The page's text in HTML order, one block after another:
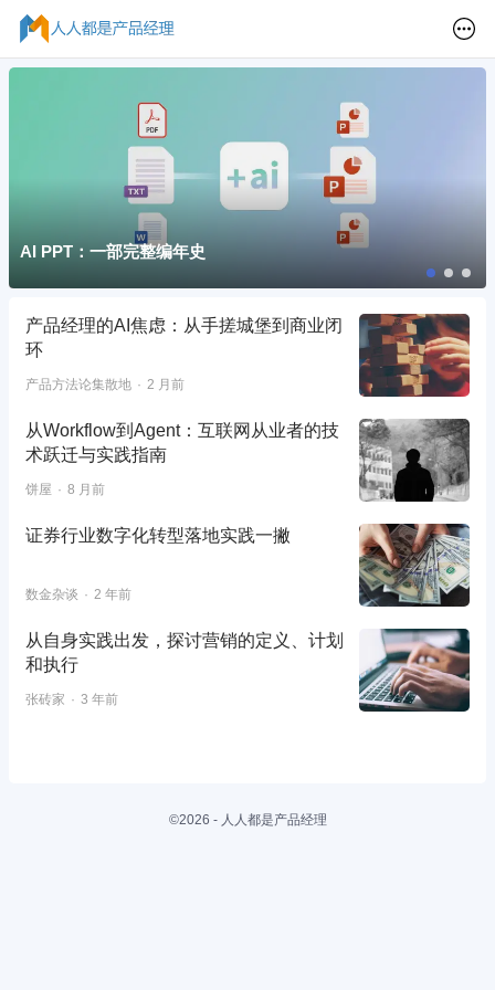
AI PPT：一部完整编年史
产品经理的AI焦虑：从手搓城堡到商业闭
环
产品方法论集散地 2 月前
从Workflow到Agent：互联网从业者的技
术跃迁与实践指南
饼屋 8 月前
​证券行业数字化转型落地实践一撇
数金杂谈 2 年前
从自身实践出发，探讨营销的定义、计划
和执行
张砖家 3 年前
©2026 - 人人都是产品经理